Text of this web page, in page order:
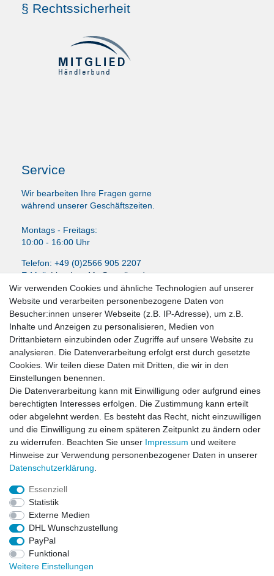
§ Rechtssicherheit
Service
Wir bearbeiten Ihre Fragen gerne
während unserer Geschäftszeiten.
Montags - Freitags:
10:00 - 16:00 Uhr
Telefon: +49 (0)2566 905 2207
E-Mail:LissyInterMo@t-online.de
News-Letter abonieren
VORNAME NACHNAME
E-MAIL **
Newsletter
Honig
Hiermit bestätige ich, dass ich dieDaten­schutz­erklärunggelesen habe. Meine
Einwilligung kann ich jederzeit widerrufen.**
Abonnieren
Impressum
Widerrufs­recht
Wir verwenden Cookies und ähnliche Technologien auf unserer
Website und verarbeiten personenbezogene Daten von
Besucher:innen unserer Webseite (z.B. IP-Adresse), um z.B.
Inhalte und Anzeigen zu personalisieren, Medien von
Drittanbietern einzubinden oder Zugriffe auf unsere Website zu
analysieren. Die Datenverarbeitung erfolgt erst durch gesetzte
Cookies. Wir teilen diese Daten mit Dritten, die wir in den
Einstellungen benennen.
Die Datenverarbeitung kann mit Einwilligung oder aufgrund eines
berechtigten Interesses erfolgen. Die Zustimmung kann erteilt
oder abgelehnt werden. Es besteht das Recht, nicht einzuwilligen
und die Einwilligung zu einem späteren Zeitpunkt zu ändern oder
zu widerrufen. Beachten Sie unser Impressum und weitere
Hinweise zur Verwendung personenbezogener Daten in unserer
Daten­schutz­erklärung
Essenziell
Statistik
Externe Medien
DHL Wunschzustellung
PayPal
Funktional
Weitere Einstellungen